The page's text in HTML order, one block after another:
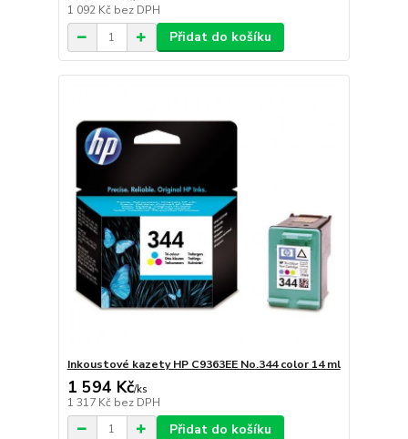
1 092 Kč bez DPH
Přidat do košíku
Inkoustové kazety HP C9363EE No.344 color 14 ml
1 594 Kč/ks
1 317 Kč bez DPH
Přidat do košíku